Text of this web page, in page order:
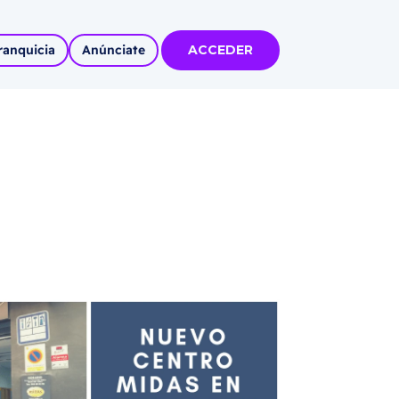
invertir
MÁS
con
tu Marca
Anúnciate ACCEDER